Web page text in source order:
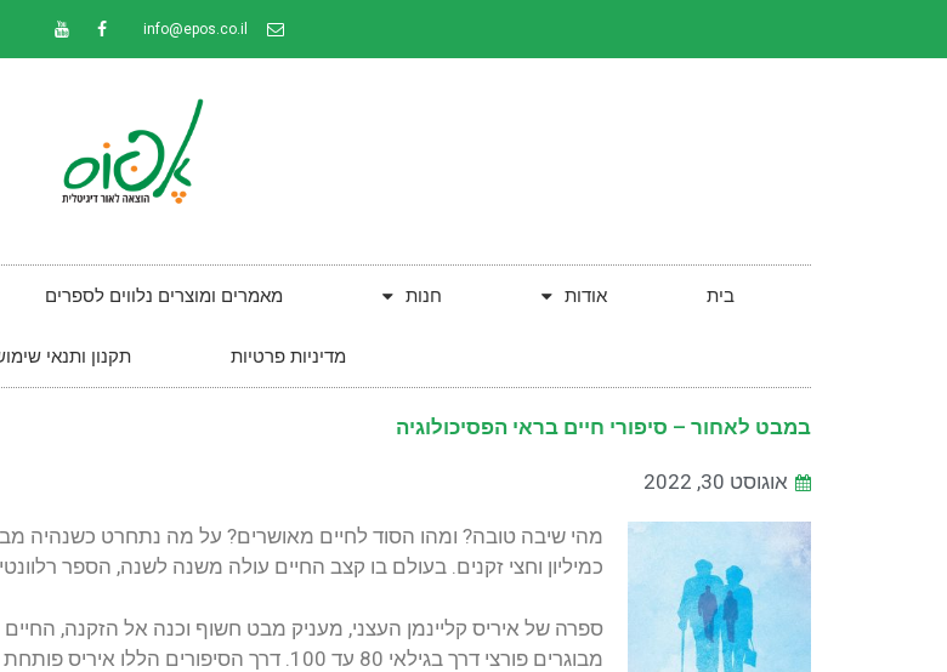
info@epos.co.il
בית אודות חנות מאמרים ומוצרים נלווים לספרים
מדיניות פרטיות תקנון ותנאי
במבט לאחור – סיפורי חיים בראי הפסיכולוגיה
אוגוסט 30, 2022
מהי שיבה טובה? ומהו הסוד לחיים מאושרים? על מה נתחרט כשנהיה
כמיליון וחצי זקנים. בעולם בו קצב החיים עולה משנה לשנה, הספר
ספרה של איריס קליינמן העצני, מעניק מבט חשוף וכנה אל הזקנה,
מבוגרים פורצי דרך בגילאי 80 עד 100. דרך